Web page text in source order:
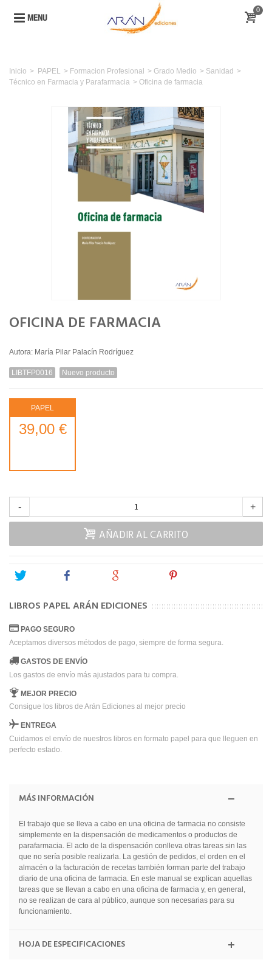
MENU
0
Inicio > PAPEL > Formacion Profesional > Grado Medio > Sanidad >
Técnico en Farmacia y Parafarmacia > Oficina de farmacia
OFICINA DE FARMACIA
Autora: María Pilar Palacín Rodríguez
LIBTFP0016 Nuevo producto
PAPEL
39,00 €
- +
AÑADIR AL CARRITO
Tweet
LIBROS PAPEL ARÁN EDICIONES
PAGO SEGURO
Aceptamos diversos métodos de pago, siempre de forma segura.
GASTOS DE ENVÍO
Los gastos de envío más ajustados para tu compra.
MEJOR PRECIO
Consigue los libros de Arán Ediciones al mejor precio
ENTREGA
Cuidamos el envío de nuestros libros en formato papel para que lleguen en
perfecto estado.
MÁS INFORMACIÓN
El trabajo que se lleva a cabo en una oficina de farmacia no consiste
simplemente en la dispensación de medicamentos o productos de
parafarmacia. El acto de la dispensación conlleva otras tareas sin las
que no sería posible realizarla. La gestión de pedidos, el orden en el
almacén o la facturación de recetas también forman parte del trabajo
diario de una oficina de farmacia. En este manual se explican aquellas
tareas que se llevan a cabo en una oficina de farmacia y, en general,
no se realizan de cara al público, aunque son necesarias para su
funcionamiento.
HOJA DE ESPECIFICACIONES